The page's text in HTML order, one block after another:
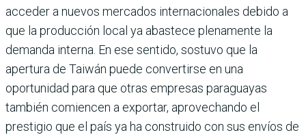
acceder a nuevos mercados internacionales debido a
que la producción local ya abastece plenamente la
demanda interna. En ese sentido, sostuvo que la
apertura de Taiwán puede convertirse en una
oportunidad para que otras empresas paraguayas
también comiencen a exportar, aprovechando el
prestigio que el país ya ha construido con sus envíos de